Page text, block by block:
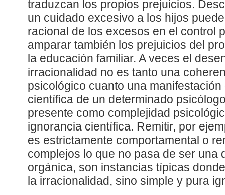
traduzcan los propios prejuicios.
un cuidado excesivo a los hijos
racional de los excesos en el control
amparar también los prejuicios del
la educación familiar. A veces el
irracionalidad no es tanto una
psicológico cuanto una
científica de un determinado
presente como complejidad
ignorancia científica. Remitir, por
es estrictamente comportamental o
complejos lo que no pasa de ser una
orgánica, son instancias típicas
la irracionalidad, sino simple y pura